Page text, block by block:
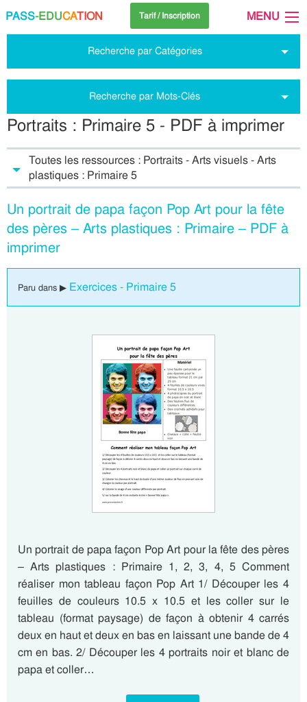
PASS-EDUCATION Tarif / Inscription MENU
Recherche par Catégories
Recherche par Mots-Clés
Portraits : Primaire 5 - PDF à imprimer
Toutes les ressources : Portraits - Arts visuels - Arts
plastiques : Primaire 5
Un portrait de papa façon Pop Art pour la fête
des pères – Arts plastiques : Primaire – PDF à
imprimer
Paru dans ▶ Exercices - Primaire 5
Un portrait de papa façon Pop Art pour la fête des pères
– Arts plastiques : Primaire 1, 2, 3, 4, 5 Comment
réaliser mon tableau façon Pop Art 1/ Découper les 4
feuilles de couleurs 10.5 x 10.5 et les coller sur le
tableau (format paysage) de façon à obtenir 4 carrés
deux en haut et deux en bas en laissant une bande de 4
cm en bas. 2/ Découper les 4 portraits noir et blanc de
papa et coller…